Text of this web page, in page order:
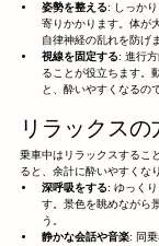
姿勢を整える: しっか
寄りかかります。体が
自律神経の乱れを防げ
視線を固定する: 進行
ることが役立ちます。
と、酔いやすくなるの
リラックスの
乗車中はリラックスするこ
ると、余計に酔いやすくな
深呼吸をする: ゆっく
す。景色を眺めながら
う。
静かな会話や音楽: 同